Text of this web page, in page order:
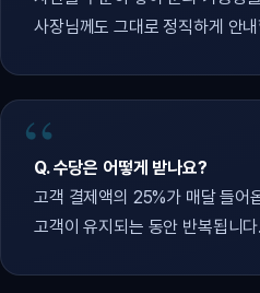
사장님께도 그대로 정직하게 안
Q. 수당은 어떻게 받나요?
고객 결제액의 25%가 매달 들어
고객이 유지되는 동안 반복됩니다.